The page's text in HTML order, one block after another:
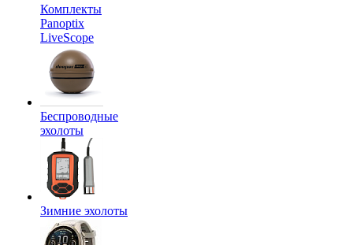
Комплекты
Panoptix
LiveScope
Беспроводные
эхолоты
Зимние эхолоты